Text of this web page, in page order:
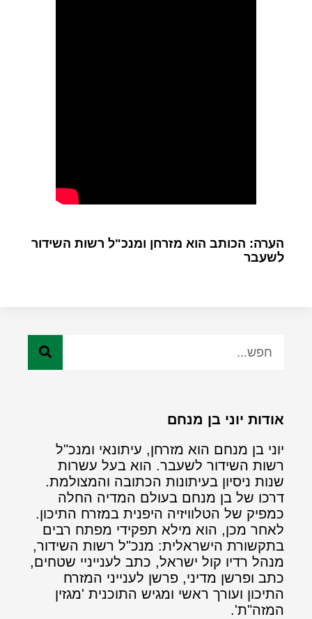
הערה: הכותב הוא מזרחן ומנכ"ל רשות השידור
לשעבר
אודות יוני בן מנחם
יוני בן מנחם הוא מזרחן, עיתונאי ומנכ"ל
רשות השידור לשעבר. הוא בעל עשרות
שנות ניסיון בעיתונות הכתובה והמצולמת.
דרכו של בן מנחם בעולם המדיה החלה
כמפיק של הטלוויזיה היפנית במזרח התיכון.
לאחר מכן, הוא מילא תפקידי מפתח רבים
בתקשורת הישראלית: מנכ"ל רשות השידור,
מנהל רדיו קול ישראל, כתב לענייניי שטחים,
כתב ופרשן מדיני, פרשן לענייני המזרח
התיכון ועורך ראשי ומגיש התוכנית 'מגזין
המזה"ת'.